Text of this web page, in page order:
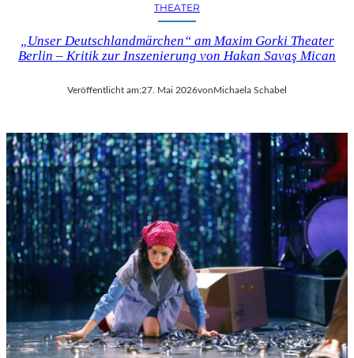
THEATER
„Unser Deutschlandmärchen“ am Maxim Gorki Theater
Berlin – Kritik zur Inszenierung von Hakan Savaş Mican
Veröffentlicht am:27. Mai 2026vonMichaela Schabel